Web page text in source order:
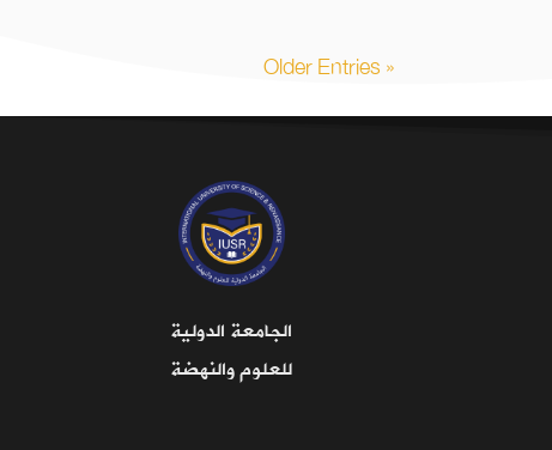
« Older Entries
الجامعة الدولية
للعلوم والنهضة